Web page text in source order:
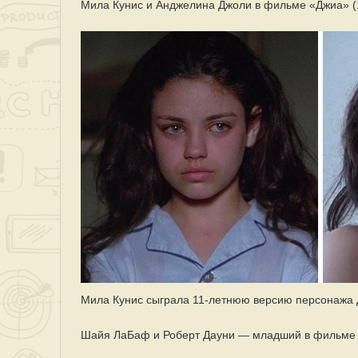
Мила Кунис и Анджелина Джоли в фильме «Джиа»
Мила Кунис сыграла 11-летнюю версию персонажа
Шайя ЛаБаф и Роберт Дауни — младший в фильме